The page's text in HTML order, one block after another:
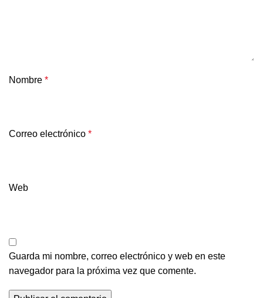
Nombre *
Correo electrónico *
Web
Guarda mi nombre, correo electrónico y web en este
navegador para la próxima vez que comente.